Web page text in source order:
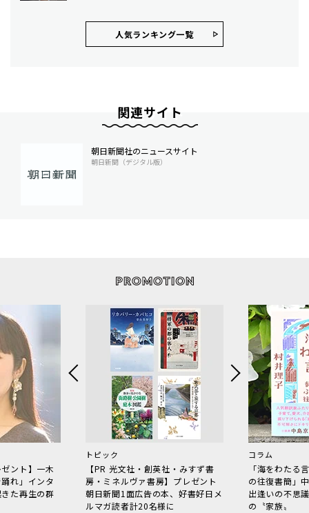
人気ランキング⼀覧
関連サイト
朝日新聞社のニュースサイト
朝日新聞（デジタル版）
ント】一木
れ」インタ
た再生の群
トピック
【PR 光文社・創英社・みすず書
房・ミネルヴァ書房】プレゼント
朝日新聞1面広告の本、好書好日メ
ルマガ読者計20名様に
コラム
「海をわた
の往復書簡」
出逢いの不思
の〝家族〟